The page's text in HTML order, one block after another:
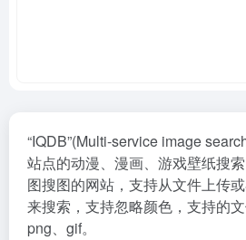
“IQDB”(Multi-service image
站点的动漫、漫画、游戏壁纸搜
图搜图的网站，支持从文件上传
来搜索，支持忽略颜色，支持的文
png、gif。